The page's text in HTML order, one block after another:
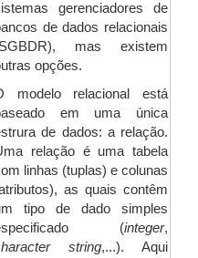
gerenciadores de
de dados relacionais
mas existem
opções.
modelo relacional está
em uma única
de dados: a relação.
relação é uma tabela
linhas (tuplas) e colunas
as quais contêm
tipo de dado simples
(integer,
string,...). Aqui